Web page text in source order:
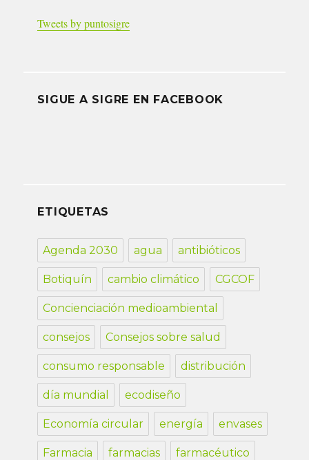
Tweets by puntosigre
SIGUE A SIGRE EN FACEBOOK
ETIQUETAS
Agenda 2030 agua antibióticos
Botiquín cambio climático CGCOF
Concienciación medioambiental
consejos Consejos sobre salud
consumo responsable distribución
día mundial ecodiseño
Economía circular energía envases
Farmacia farmacias farmacéutico